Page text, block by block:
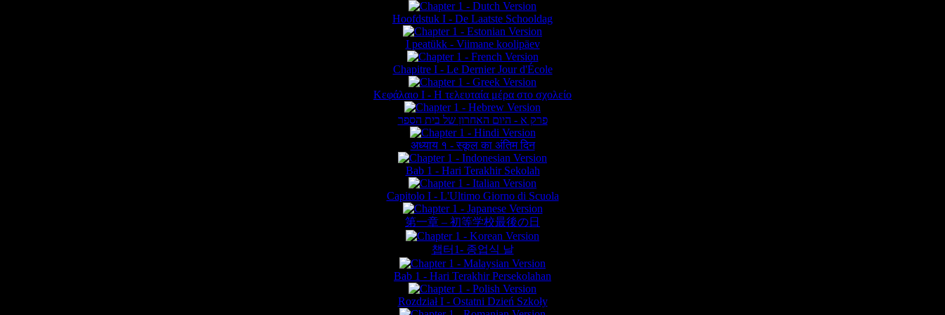
Hoofdstuk I - De Laatste Schooldag
I peatükk - Viimane koolipäev
Chapitre I - Le Dernier Jour d'École
Κεφάλαιο Ι - Η τελευταία μέρα στο σχολείο
פרק א - היום האחרון של בית הספר
अध्याय १ - स्कूल का अंतिम दिन
Bab 1 - Hari Terakhir Sekolah
Capitolo I - L'Ultimo Giorno di Scuola
第一章 – 初等学校最後の日
챕터1- 종업식 날
Bab 1 - Hari Terakhir Persekolahan
Rozdział I - Ostatni Dzień Szkoły